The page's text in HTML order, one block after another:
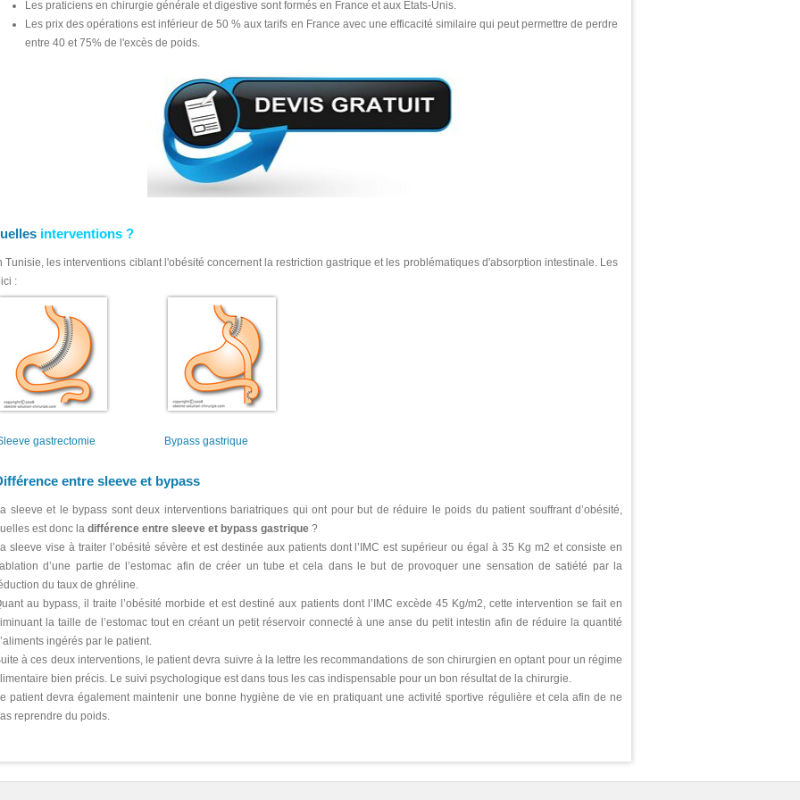
Les praticiens en chirurgie générale et digestive sont formés en France et aux Etats-Unis.
Les prix des opérations est inférieur de 50 % aux tarifs en France avec une efficacité similaire qui peut permettre de perdre
entre 40 et 75% de l'excès de poids.
interventions ?
Tunisie, les interventions ciblant l'obésité concernent la restriction gastrique et les problématiques d'absorption intestinale. Les
:
gastrectomie Bypass gastrique
entre sleeve et bypass
sleeve et le bypass sont deux interventions bariatriques qui ont pour but de réduire le poids du patient souffrant d’obésité,
est donc la différence entre sleeve et bypass gastrique ?
sleeve vise à traiter l’obésité sévère et est destinée aux patients dont l’IMC est supérieur ou égal à 35 Kg m2 et consiste en
d’une partie de l’estomac afin de créer un tube et cela dans le but de provoquer une sensation de satiété par la
du taux de ghréline.
au bypass, il traite l’obésité morbide et est destiné aux patients dont l’IMC excède 45 Kg/m2, cette intervention se fait en
la taille de l’estomac tout en créant un petit réservoir connecté à une anse du petit intestin afin de réduire la quantité
ingérés par le patient.
à ces deux interventions, le patient devra suivre à la lettre les recommandations de son chirurgien en optant pour un régime
bien précis. Le suivi psychologique est dans tous les cas indispensable pour un bon résultat de la chirurgie.
patient devra également maintenir une bonne hygiène de vie en pratiquant une activité sportive régulière et cela afin de ne
reprendre du poids.